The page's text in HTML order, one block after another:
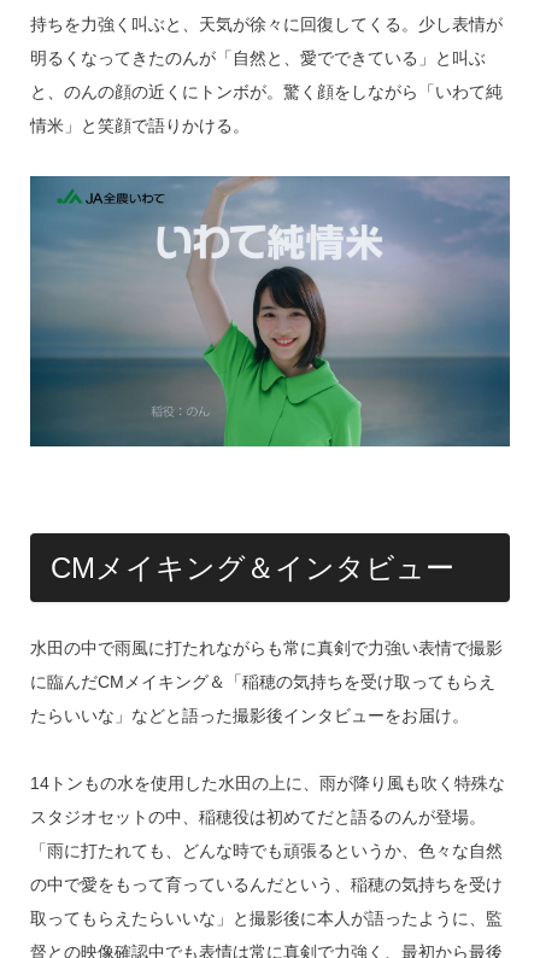
持ちを力強く叫ぶと、天気が徐々に回復してくる。少し表情が
明るくなってきたのんが「自然と、愛でできている」と叫ぶ
と、のんの顔の近くにトンボが。驚く顔をしながら「いわて純
情米」と笑顔で語りかける。
CMメイキング＆インタビュー
水田の中で雨風に打たれながらも常に真剣で力強い表情で撮影
に臨んだCMメイキング＆「稲穂の気持ちを受け取ってもらえ
たらいいな」などと語った撮影後インタビューをお届け。
14トンもの水を使用した水田の上に、雨が降り風も吹く特殊な
スタジオセットの中、稲穂役は初めてだと語るのんが登場。
「雨に打たれても、どんな時でも頑張るというか、色々な自然
の中で愛をもって育っているんだという、稲穂の気持ちを受け
取ってもらえたらいいな」と撮影後に本人が語ったように、監
督との映像確認中でも表情は常に真剣で力強く、最初から最後